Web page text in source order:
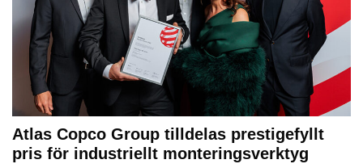
Atlas Copco Group tilldelas prestigefyllt
pris för industriellt monteringsverktyg